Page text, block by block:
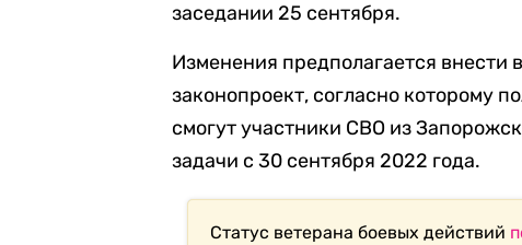
заседании 25 сентября.
Изменения предполагается
законопроект, согласно которому
смогут участники СВО из
задачи с 30 сентября 2022 года.
Статус ветерана боевых действий